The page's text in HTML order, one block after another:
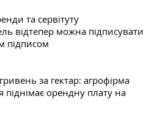
та сервітуту
відтепер можна підписувати
підписом
за гектар: агрофірма
піднімає орендну плату на